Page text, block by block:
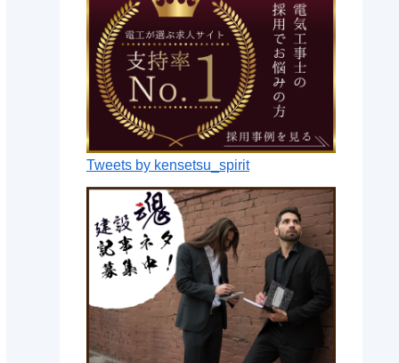
Tweets by kensetsu_spirit